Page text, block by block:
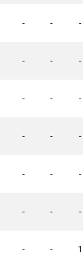
- - -
- - -
- - -
- - -
- - -
- - -
- - 1